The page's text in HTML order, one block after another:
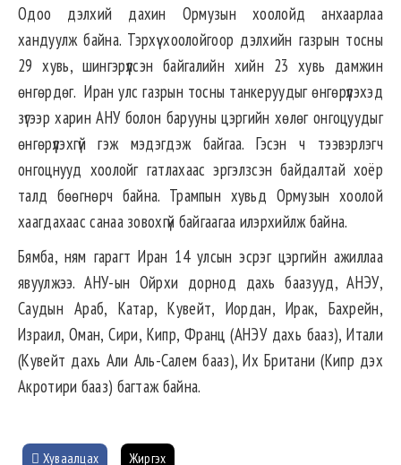
Одоо дэлхий дахин Ормузын хоолойд анхаарлаа
хандуулж байна. Тэрхүү хоолойгоор дэлхийн газрын тосны
29 хувь, шингэрүүлсэн байгалийн хийн 23 хувь дамжин
өнгөрдөг. Иран улс газрын тосны танкеруудыг өнгөрүүлэхэд
зүгээр харин АНУ болон барууны цэргийн хөлөг онгоцуудыг
өнгөрүүлэхгүй гэж мэдэгдэж байгаа. Гэсэн ч тээвэрлэгч
онгоцнууд хоолойг гатлахаас эргэлзсэн байдалтай хоёр
талд бөөгнөрч байна. Трампын хувьд Ормузын хоолой
хаагдахаас санаа зовохгүй байгаагаа илэрхийлж байна.
Бямба, ням гарагт Иран 14 улсын эсрэг цэргийн ажиллаа
явуулжээ. АНУ-ын Ойрхи дорнод дахь баазууд, АНЭУ,
Саудын Араб, Катар, Кувейт, Иордан, Ирак, Бахрейн,
Израил, Оман, Сири, Кипр, Франц (АНЭУ дахь бааз), Итали
(Кувейт дахь Али Аль-Салем бааз), Их Британи (Кипр дэх
Акротири бааз) багтаж байна.
Хуваалцах Жиргэх